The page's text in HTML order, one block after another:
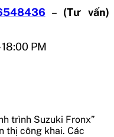
– (Tư vấn)
PM
trình Suzuki Fronx”
thị công khai. Các